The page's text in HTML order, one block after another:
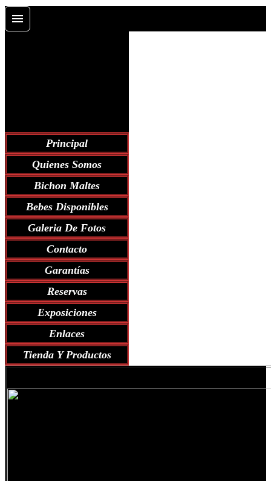
Principal
Quienes Somos
Bichon Maltes
Bebes Disponibles
Galeria De Fotos
Contacto
Garantías
Reservas
Exposiciones
Enlaces
Tienda Y Productos